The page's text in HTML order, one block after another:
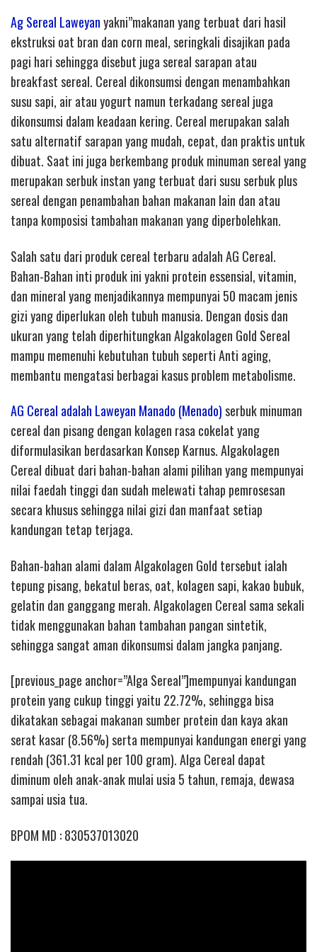
Ag Sereal Laweyanyakni”makanan yang terbuat dari hasil
ekstruksi oat bran dan corn meal, seringkali disajikan pada
pagi hari sehingga disebut juga sereal sarapan atau
breakfast sereal. Cereal dikonsumsi dengan menambahkan
susu sapi, air atau yogurt namun terkadang sereal juga
dikonsumsi dalam keadaan kering. Cereal merupakan salah
satu alternatif sarapan yang mudah, cepat, dan praktis untuk
dibuat. Saat ini juga berkembang produk minuman sereal yang
merupakan serbuk instan yang terbuat dari susu serbuk plus
sereal dengan penambahan bahan makanan lain dan atau
tanpa komposisi tambahan makanan yang diperbolehkan.
Salah satu dari produk cereal terbaru adalah AG Cereal.
Bahan-Bahan inti produk ini yakni protein essensial, vitamin,
dan mineral yang menjadikannya mempunyai 50 macam jenis
gizi yang diperlukan oleh tubuh manusia. Dengan dosis dan
ukuran yang telah diperhitungkan Algakolagen Gold Sereal
mampu memenuhi kebutuhan tubuh seperti Anti aging,
membantu mengatasi berbagai kasus problem metabolisme.
AG Cereal adalah Laweyan Manado (Menado)serbuk minuman
cereal dan pisang dengan kolagen rasa cokelat yang
diformulasikan berdasarkan Konsep Karnus. Algakolagen
Cereal dibuat dari bahan-bahan alami pilihan yang mempunyai
nilai faedah tinggi dan sudah melewati tahap pemrosesan
secara khusus sehingga nilai gizi dan manfaat setiap
kandungan tetap terjaga.
Bahan-bahan alami dalam Algakolagen Gold tersebut ialah
tepung pisang, bekatul beras, oat, kolagen sapi, kakao bubuk,
gelatin dan ganggang merah. Algakolagen Cereal sama sekali
tidak menggunakan bahan tambahan pangan sintetik,
sehingga sangat aman dikonsumsi dalam jangka panjang.
[previous_page anchor=”Alga Sereal”]mempunyai kandungan
protein yang cukup tinggi yaitu 22.72%, sehingga bisa
dikatakan sebagai makanan sumber protein dan kaya akan
serat kasar (8.56%) serta mempunyai kandungan energi yang
rendah (361.31 kcal per 100 gram). Alga Cereal dapat
diminum oleh anak-anak mulai usia 5 tahun, remaja, dewasa
sampai usia tua.
BPOM MD : 830537013020